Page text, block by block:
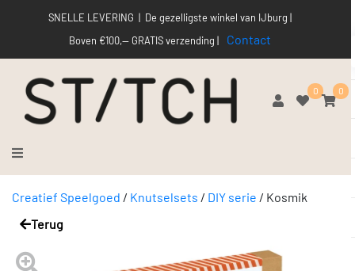
SNELLE LEVERING | De gezelligste winkel van IJburg |
Boven €100,-- GRATIS verzending |
Contact
0 0
Creatief Speelgoed / Knutselsets / DIY serie / Kosmik
Terug